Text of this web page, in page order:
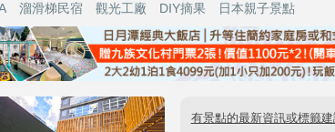
溜滑梯民宿 觀光工廠 DIY摘果 日本親子景點
有景點的最新資訊或標籤